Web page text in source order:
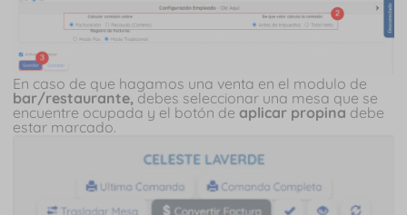
En caso de que hagamos una venta en el modulo de
bar/restaurante, debes seleccionar una mesa que se
encuentre ocupada y el botón de aplicar propina debe
estar marcado.